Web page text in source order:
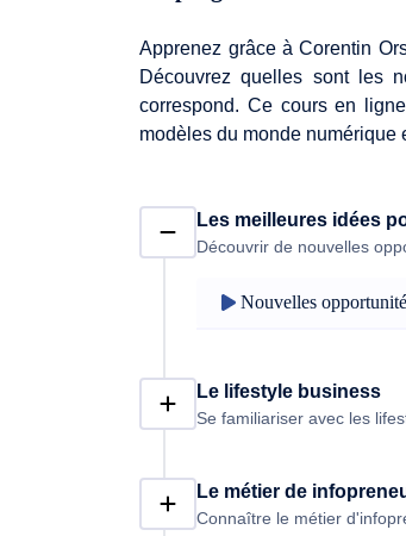
Apprenez grâce à Corentin
Découvrez quelles sont les
correspond. Ce cours en
modèles du monde numérique
Les meilleures idées
Découvrir de nouvelles
Nouvelles
Le lifestyle business
Se familiariser avec les
Le métier de
Connaître le métier